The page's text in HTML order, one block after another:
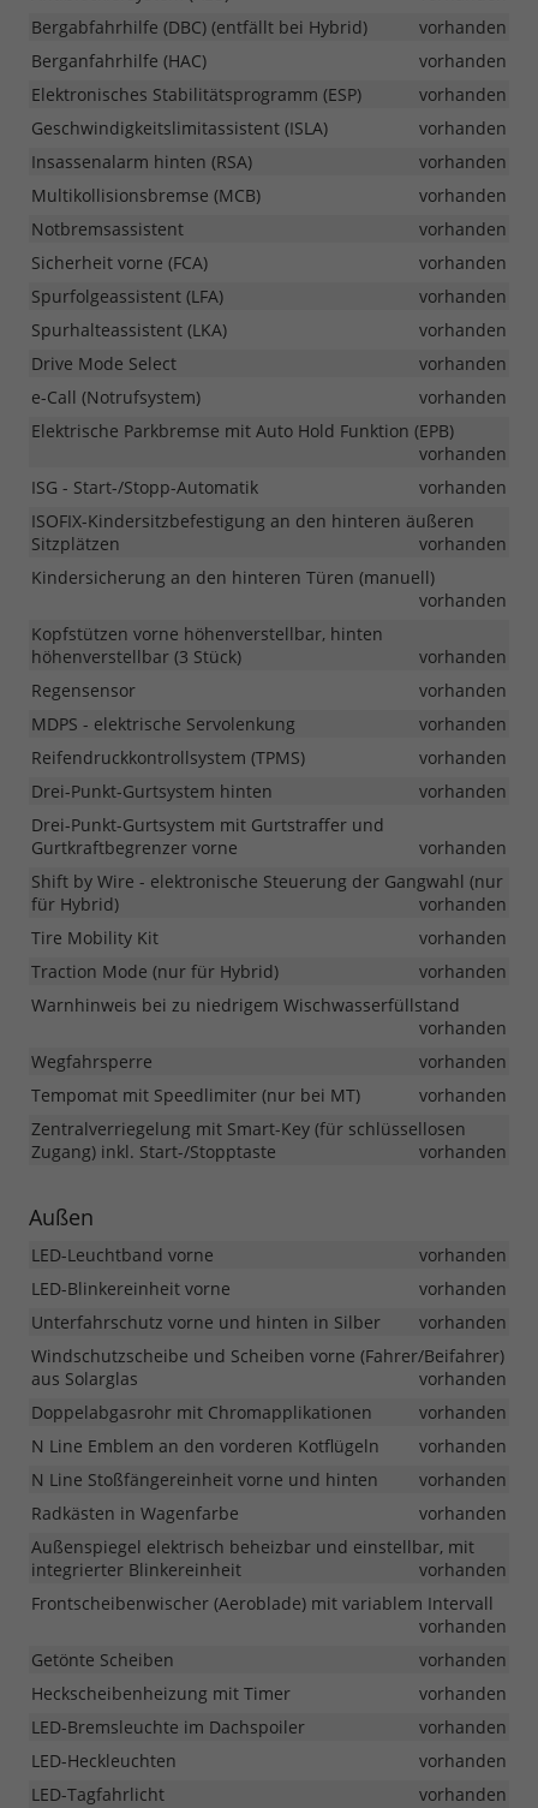
Bergabfahrhilfe (DBC) (entfällt bei Hybrid)
vorhanden
Berganfahrhilfe (HAC)
vorhanden
Elektronisches Stabilitätsprogramm (ESP)
vorhanden
Geschwindigkeitslimitassistent (ISLA)
vorhanden
Insassenalarm hinten (RSA)
vorhanden
Multikollisionsbremse (MCB)
vorhanden
Notbremsassistent
vorhanden
Sicherheit vorne (FCA)
vorhanden
Spurfolgeassistent (LFA)
vorhanden
Spurhalteassistent (LKA)
vorhanden
Drive Mode Select
vorhanden
e-Call (Notrufsystem)
vorhanden
Elektrische Parkbremse mit Auto Hold Funktion (EPB)
vorhanden
ISG - Start-/Stopp-Automatik
vorhanden
ISOFIX-Kindersitzbefestigung an den hinteren äußeren
Sitzplätzen
vorhanden
Kindersicherung an den hinteren Türen (manuell)
vorhanden
Kopfstützen vorne höhenverstellbar, hinten
höhenverstellbar (3 Stück)
vorhanden
Regensensor
vorhanden
MDPS - elektrische Servolenkung
vorhanden
Reifendruckkontrollsystem (TPMS)
vorhanden
Drei-Punkt-Gurtsystem hinten
vorhanden
Drei-Punkt-Gurtsystem mit Gurtstraffer und
Gurtkraftbegrenzer vorne
vorhanden
Shift by Wire - elektronische Steuerung der Gangwahl (nur
für Hybrid)
vorhanden
Tire Mobility Kit
vorhanden
Traction Mode (nur für Hybrid)
vorhanden
Warnhinweis bei zu niedrigem Wischwasserfüllstand
vorhanden
Wegfahrsperre
vorhanden
Tempomat mit Speedlimiter (nur bei MT)
vorhanden
Zentralverriegelung mit Smart-Key (für schlüssellosen
Zugang) inkl. Start-/Stopptaste
vorhanden
Außen
LED-Leuchtband vorne
vorhanden
LED-Blinkereinheit vorne
vorhanden
Unterfahrschutz vorne und hinten in Silber
vorhanden
Windschutzscheibe und Scheiben vorne (Fahrer/Beifahrer)
aus Solarglas
vorhanden
Doppelabgasrohr mit Chromapplikationen
vorhanden
N Line Emblem an den vorderen Kotflügeln
vorhanden
N Line Stoßfängereinheit vorne und hinten
vorhanden
Radkästen in Wagenfarbe
vorhanden
Außenspiegel elektrisch beheizbar und einstellbar, mit
integrierter Blinkereinheit
vorhanden
Frontscheibenwischer (Aeroblade) mit variablem Intervall
vorhanden
Getönte Scheiben
vorhanden
Heckscheibenheizung mit Timer
vorhanden
LED-Bremsleuchte im Dachspoiler
vorhanden
LED-Heckleuchten
vorhanden
LED-Tagfahrlicht
vorhanden